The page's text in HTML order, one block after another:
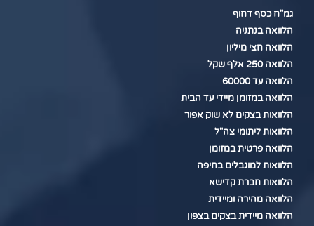
גמ"ח כסף דחוף
הלוואה בנתניה
הלוואה חצי מיליון
הלוואה 250 אלף שקל
הלוואה עד 60000
הלוואה במזומן מיידי עד הבית
הלוואות בצקים לא שוק אפור
הלוואות ליתומי צה"ל
הלוואה פרטית במזומן
הלוואות למוגבלים בחיפה
הלוואות חברת קדישא
הלוואה מהירה ומיידית
הלוואה מיידית בצקים בצפון